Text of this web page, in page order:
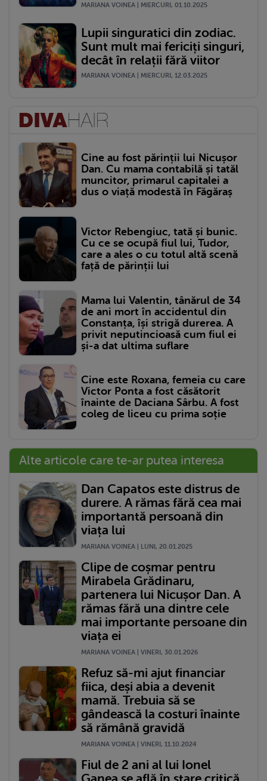
MARIANA VOINEA | MIERCURI, 01.10.2025
Lupii singuratici din zodiac.
Sunt mult mai fericiți singuri,
decât în relații fără viitor
MARIANA VOINEA | MIERCURI, 12.03.2025
Cine au fost părinții lui Nicușor
Dan. Cu mama contabilă și tatăl
muncitor, primarul capitalei a
dus o viață modestă în Făgăraș
Victor Rebengiuc, tată și bunic.
Cu ce se ocupă fiul lui, Tudor,
care a ales o cu totul altă scenă
față de părinții lui
Mama lui Valentin, tânărul de 34
de ani mort în accidentul din
Constanța, își strigă durerea. A
privit neputincioasă cum fiul ei
și-a dat ultima suflare
Cine este Roxana, femeia cu care
Victor Ponta a fost căsătorit
înainte de Daciana Sârbu. A fost
coleg de liceu cu prima soție
Alte articole care te-ar putea interesa
Dan Capatos este distrus de
durere. A rămas fără cea mai
importantă persoană din
viața lui
MARIANA VOINEA | LUNI, 20.01.2025
Clipe de coșmar pentru
Mirabela Grădinaru,
partenera lui Nicușor Dan. A
rămas fără una dintre cele
mai importante persoane din
viața ei
MARIANA VOINEA | VINERI, 30.01.2026
Refuz să-mi ajut financiar
fiica, deși abia a devenit
mamă. Trebuia să se
gândească la costuri înainte
să rămână gravidă
MARIANA VOINEA | VINERI, 11.10.2024
Fiul de 2 ani al lui Ionel